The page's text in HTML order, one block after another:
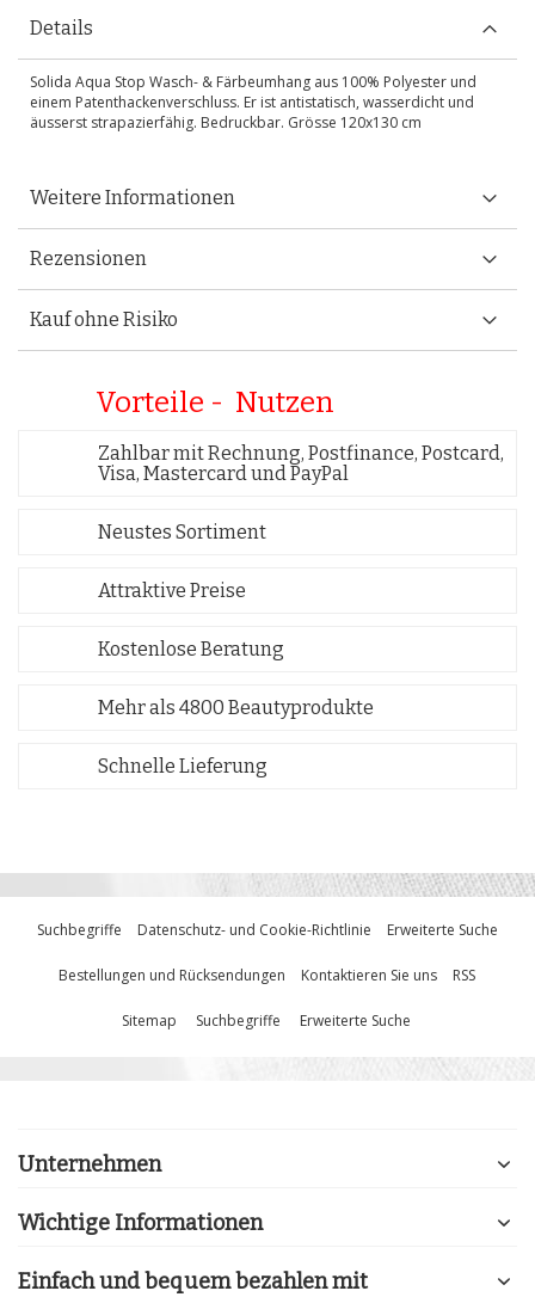
Vorteile - Nutzen
Zahlbar mit Rechnung, Postfinance, Postcard,
Visa, Mastercard und PayPal
Neustes Sortiment
Attraktive Preise
Kostenlose Beratung
Mehr als 4800 Beautyprodukte
Schnelle Lieferung
Details
Solida Aqua Stop Wasch- & Färbeumhang aus 100% Polyester und
einem Patenthackenverschluss. Er ist antistatisch, wasserdicht und
äusserst strapazierfähig. Bedruckbar. Grösse 120x130 cm
Weitere Informationen
Rezensionen
Kauf ohne Risiko
Suchbegriffe Datenschutz- und Cookie-Richtlinie Erweiterte Suche
Bestellungen und Rücksendungen Kontaktieren Sie uns RSS
Sitemap Suchbegriffe Erweiterte Suche
Unternehmen
Wichtige Informationen
Einfach und bequem bezahlen mit